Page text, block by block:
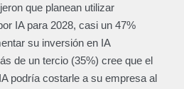
que planean utilizar
IA para 2028, casi un 47%
su inversión en IA
de un tercio (35%) cree que el
podría costarle a su empresa al